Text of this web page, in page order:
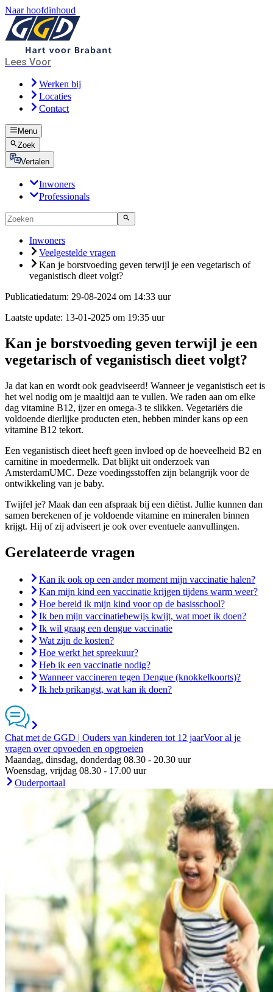
Naar hoofdinhoud
Lees Voor
Werken bij
Locaties
Contact
Menu
Zoek
Vertalen
Inwoners
Professionals
Inwoners
Veelgestelde vragen
Kan je borstvoeding geven terwijl je een vegetarisch of
veganistisch dieet volgt?
Publicatiedatum: 29-08-2024 om 14:33 uur
Laatste update: 13-01-2025 om 19:35 uur
Kan je borstvoeding geven terwijl je een
vegetarisch of veganistisch dieet volgt?
Ja dat kan en wordt ook geadviseerd! Wanneer je veganistisch eet is
het wel nodig om je maaltijd aan te vullen. We raden aan om elke
dag vitamine B12, ijzer en omega-3 te slikken. Vegetariërs die
voldoende dierlijke producten eten, hebben minder kans op een
vitamine B12 tekort.
Een veganistisch dieet heeft geen invloed op de hoeveelheid B2 en
carnitine in moedermelk. Dat blijkt uit onderzoek van
AmsterdamUMC. Deze voedingsstoffen zijn belangrijk voor de
ontwikkeling van je baby.
Twijfel je? Maak dan een afspraak bij een diëtist. Jullie kunnen dan
samen berekenen of je voldoende vitamine en mineralen binnen
krijgt. Hij of zij adviseert je ook over eventuele aanvullingen.
Gerelateerde vragen
Kan ik ook op een ander moment mijn vaccinatie halen?
Kan mijn kind een vaccinatie krijgen tijdens warm weer?
Hoe bereid ik mijn kind voor op de basisschool?
Ik ben mijn vaccinatiebewijs kwijt, wat moet ik doen?
Ik wil graag een dengue vaccinatie
Wat zijn de kosten?
Hoe werkt het spreekuur?
Heb ik een vaccinatie nodig?
Wanneer vaccineren tegen Dengue (knokkelkoorts)?
Ik heb prikangst, wat kan ik doen?
Chat met de GGD | Ouders van kinderen tot 12 jaarVoor al je
vragen over opvoeden en opgroeien
Maandag, dinsdag, donderdag 08.30 - 20.30 uur
Woensdag, vrijdag 08.30 - 17.00 uur
Ouderportaal